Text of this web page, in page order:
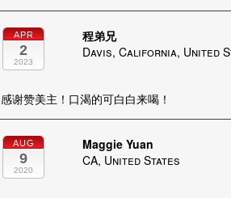
APR
2
2023
程弟兄
Davis, California, United
感谢赞美主！口渴的可白白来喝！
AUG
9
2020
Maggie Yuan
CA, United States